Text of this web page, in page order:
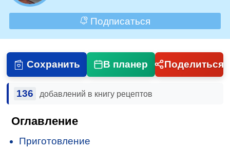
Подписаться
Сохранить В планер Поделиться
136 добавлений в книгу рецептов
Оглавление
Приготовление